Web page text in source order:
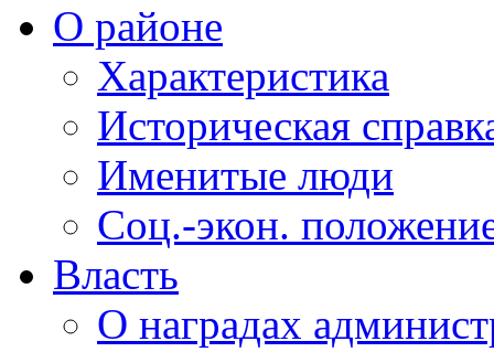
О районе
Характеристика
Историческая
Именитые люди
Соц.-экон.
Власть
О наградах